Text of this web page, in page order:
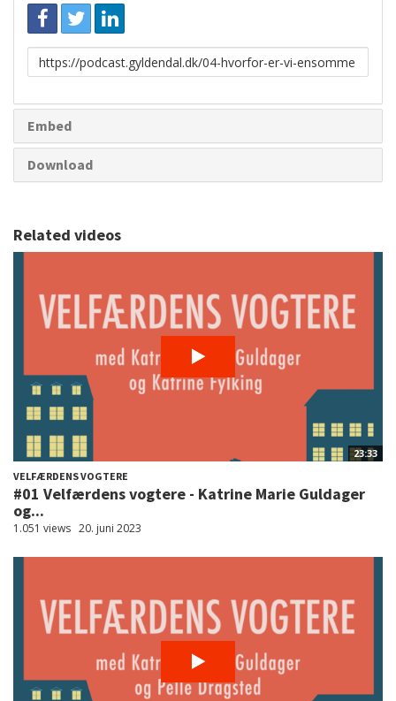
Link
til
Embed
Download
Related videos
23:33
VELFÆRDENS VOGTERE
#01 Velfærdens vogtere - Katrine Marie Guldager
og...
1.051 views 20. juni 2023